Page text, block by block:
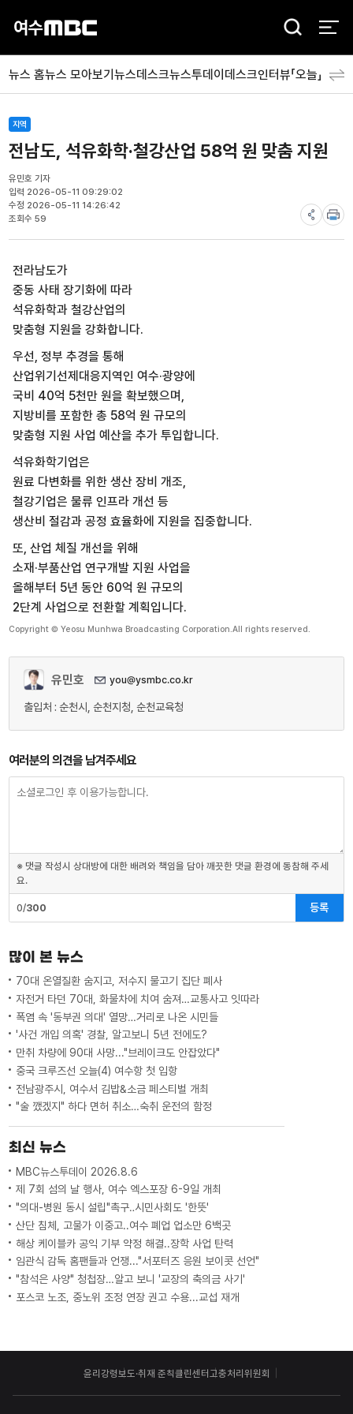
검
뉴스 홈뉴스 모아보기뉴스데스크뉴스투데이데스크인터뷰「오늘」 분야
지역
전남도, 석유화학·철강산업 58억 원 맞춤 지원
유민호 기자
입력 2026-05-11 09:29:02
수정 2026-05-11 14:26:42
조회수 59
전라남도가
중동 사태 장기화에 따라
석유화학과 철강산업의
맞춤형 지원을 강화합니다.
우선, 정부 추경을 통해
산업위기선제대응지역인 여수·광양에
국비 40억 5천만 원을 확보했으며,
지방비를 포함한 총 58억 원 규모의
맞춤형 지원 사업 예산을 추가 투입합니다.
석유화학기업은
원료 다변화를 위한 생산 장비 개조,
철강기업은 물류 인프라 개선 등
생산비 절감과 공정 효율화에 지원을 집중합니다.
또, 산업 체질 개선을 위해
소재·부품산업 연구개발 지원 사업을
올해부터 5년 동안 60억 원 규모의
2단계 사업으로 전환할 계획입니다.
Copyright © Yeosu Munhwa Broadcasting Corporation.All rights reserved.
유민호 you@ysmbc.co.kr
출입처 : 순천시, 순천지청, 순천교육청
여러분의 의견을 남겨주세요
※ 댓글 작성시 상대방에 대한 배려와 책임을 담아 깨끗한 댓글 환경에 동참해 주세
요.
0/300 등록
많이 본 뉴스
70대 온열질환 숨지고, 저수지 물고기 집단 폐사
자전거 타던 70대, 화물차에 치여 숨져…교통사고 잇따라
폭염 속 '동부권 의대' 열망…거리로 나온 시민들
'사건 개입 의혹' 경찰, 알고보니 5년 전에도?
만취 차량에 90대 사망..."브레이크도 안잡았다"
중국 크루즈선 오늘(4) 여수항 첫 입항
전남광주시, 여수서 김밥&소금 페스티벌 개최
"술 깼겠지" 하다 면허 취소…숙취 운전의 함정
최신 뉴스
MBC뉴스투데이 2026.8.6
제 7회 섬의 날 행사, 여수 엑스포장 6-9일 개최
"의대-병원 동시 설립"촉구‥시민사회도 '한뜻'
산단 침체, 고물가 이중고..여수 폐업 업소만 6백곳
해상 케이블카 공익 기부 약정 해결..장학 사업 탄력
임관식 감독 홈팬들과 언쟁..."서포터즈 응원 보이콧 선언"
"참석은 사양" 청첩장…알고 보니 '교장의 축의금 사기'
포스코 노조, 중노위 조정 연장 권고 수용...교섭 재개
윤리강령 보도·취재 준칙클린센터 고충처리위원회